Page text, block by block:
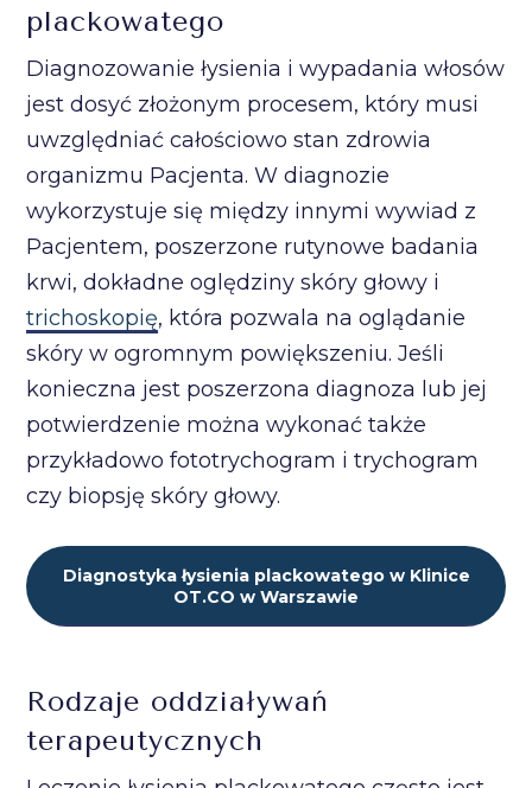
plackowatego
Diagnozowanie łysienia i wypadania włosów
jest dosyć złożonym procesem, który musi
uwzględniać całościowo stan zdrowia
organizmu Pacjenta. W diagnozie
wykorzystuje się między innymi wywiad z
Pacjentem, poszerzone rutynowe badania
krwi, dokładne oględziny skóry głowy i
trichoskopię, która pozwala na oglądanie
skóry w ogromnym powiększeniu. Jeśli
konieczna jest poszerzona diagnoza lub jej
potwierdzenie można wykonać także
przykładowo fototrychogram i trychogram
czy biopsję skóry głowy.
Diagnostyka łysienia plackowatego w Klinice
OT.CO w Warszawie
Rodzaje oddziaływań
terapeutycznych